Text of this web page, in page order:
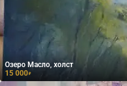
Озеро Масло, холст
15 000₽